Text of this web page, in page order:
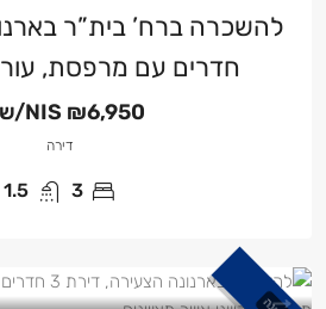
חדרים עם מרפסת,
NIS ₪6,950/ש"ח
דירה
3
1.5